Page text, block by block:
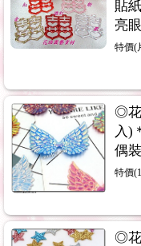
貼
亮
特價(
◎花
入)
偶
特價
◎花